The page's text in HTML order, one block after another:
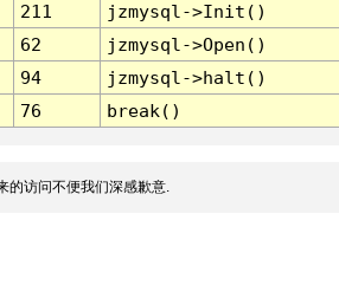
211
jzmysql->Init()
62
jzmysql->Open()
94
jzmysql->halt()
76 break()
的访问不便我们深感歉意.